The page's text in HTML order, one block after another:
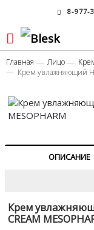
8-977-
Главная Лицо
Крем увлажняющий
ОПИСАНИЕ
Крем
CREAM